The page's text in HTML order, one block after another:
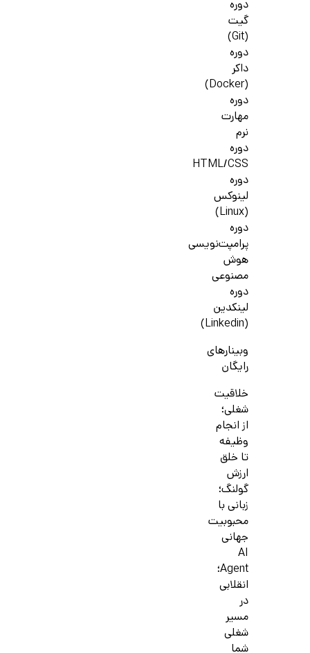
دوره
گیت
(Git)
دوره
داکر
(Docker)
دوره
مهارت
نرم
دوره
HTML/CSS
دوره
لینوکس
(Linux)
دوره
پرامپت‌نویسی
هوش
مصنوعی
دوره
لینکدین
(Linkedin)
وبینارهای
رایگان
خلاقیت
شغلی؛
از انجام
وظیفه
تا خلق
ارزش
گولنگ؛
زبانی با
محبوبیت
جهانی
AI
Agent؛
انقلابی
در
مسیر
شغلی